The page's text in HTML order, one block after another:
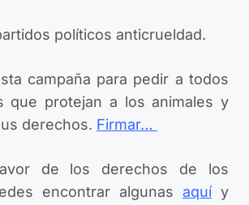
políticos anticrueldad.
campaña para pedir a todos
que protejan a los animales y
derechos. Firmar…
de los derechos de los
encontrar algunas aquíy